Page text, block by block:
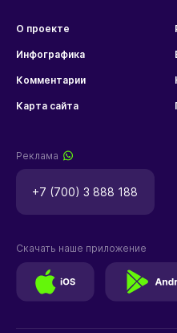
О проекте
Инфографика
Комментарии
Карта сайта
Реклама
+7 (700) 3 888 188
Скачать наше приложение